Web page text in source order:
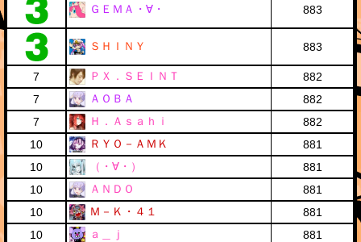
ＧＥＭＡ・∀・ 883
ＳＨＩＮＹ 883
7 ＰＸ．ＳＥＩＮＴ
882
7
ＡＯＢＡ
882
7
Ｈ．Ａｓａｈｉ
882
10
ＲＹＯ－ＡＭＫ
881
10
（・∀・）
881
10
ＡＮＤＯ
881
10
Ｍ－Ｋ・４１
881
10
ａ＿ｊ
881